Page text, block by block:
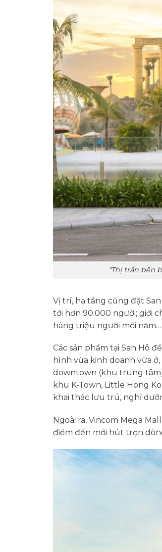
“Thị trấn bên
Vị trí, hạ tầng cũng đặt
tới hơn 90.000 người; giới
hàng triệu người mỗi năm…
Các sản phẩm tại San Hô
hình vừa kinh doanh vừa
downtown (khu trung tâm)
khu K-Town, Little Hong
khai thác lưu trú, nghỉ
Ngoài ra, Vincom Mega
điểm đến mới hút trọn